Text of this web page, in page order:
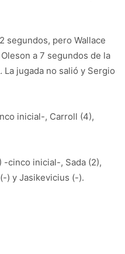
segundos, pero Wallace
a 7 segundos de la
jugada no salió y Sergio
inicial-, Carroll (4),
-cinco inicial-, Sada (2),
) y Jasikevicius (-).